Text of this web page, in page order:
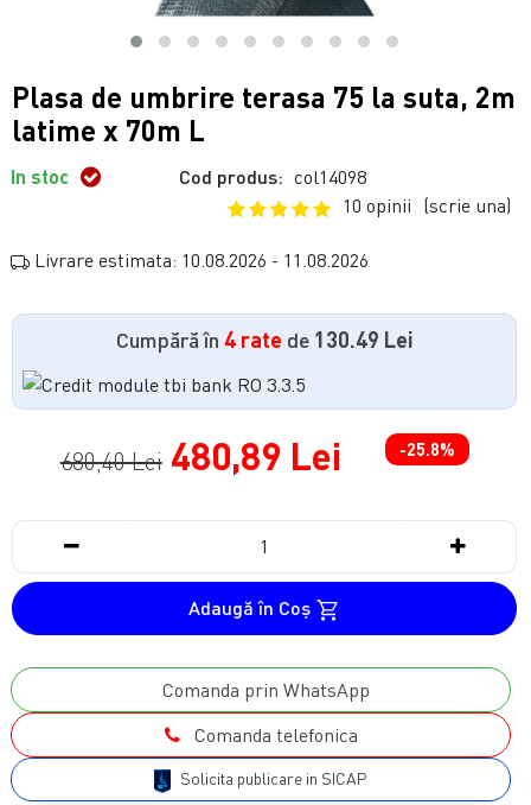
Plasa de umbrire terasa 75 la suta, 2m
latime x 70m L
In stoc Cod produs: col14098
10 opinii (scrie una)
Livrare estimata: 10.08.2026 - 11.08.2026
Cumpără în 4 rate de 130.49 Lei
680,40 Lei 480,89 Lei -25.8%
Adaugă în Coş
Comanda prin WhatsApp
Comanda telefonica
Solicita publicare in SICAP